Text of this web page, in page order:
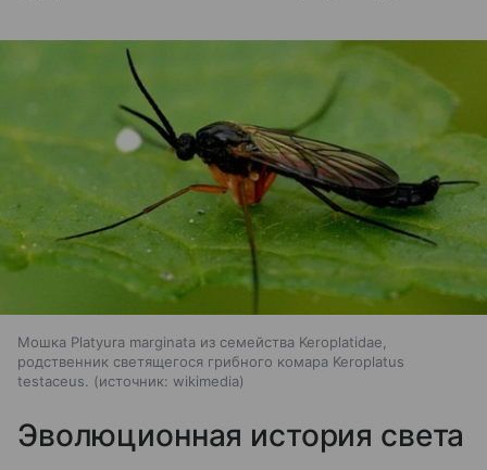
Мошка Platyura marginata из семейства Keroplatidae,
родственник светящегося грибного комара Keroplatus
testaceus.
источник: wikimedia
Эволюционная история света